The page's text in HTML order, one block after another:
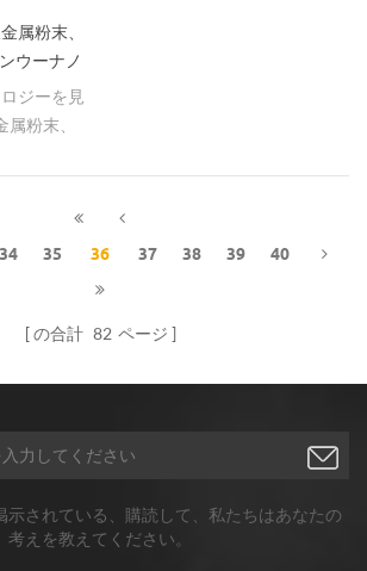
蔽アーク溶接セラミック板材と
ナノ二酸化チタン（tio2）、ナ
グネシウム酸化物（mgo）焼結
トガラス法により、特に薄膜デ
ィスプレイ及び太陽電池に特に
ネシウム（mgo）の量が
属粉末、
ウーナノ
ジーを見
粉末、
確実にあ
を保証！
34 35 36 37 38 39 40
の合計 82 ページ
示されている、購読して、私たちはあなたの
考えを教えてください。